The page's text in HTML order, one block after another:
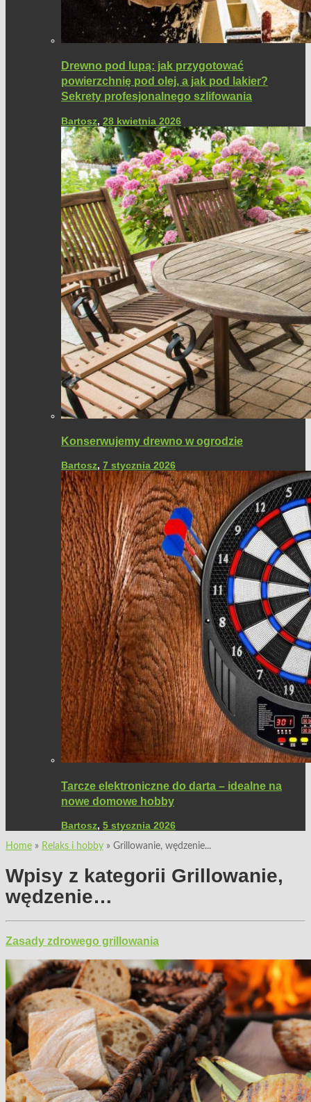
Drewno pod lupą: jak przygotować
powierzchnię pod olej, a jak pod lakier?
Sekrety profesjonalnego szlifowania
Bartosz, 28 kwietnia 2026
Konserwujemy drewno w ogrodzie
Bartosz, 7 stycznia 2026
Tarcze elektroniczne do darta – idealne na
nowe domowe hobby
Bartosz, 5 stycznia 2026
Home » Relaks i hobby » Grillowanie, wędzenie...
Wpisy z kategorii Grillowanie,
wędzenie…
Zasady zdrowego grillowania